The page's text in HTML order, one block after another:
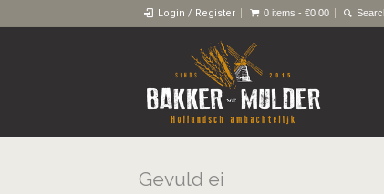
Login / Register 0 items - €0.00
Gevuld ei